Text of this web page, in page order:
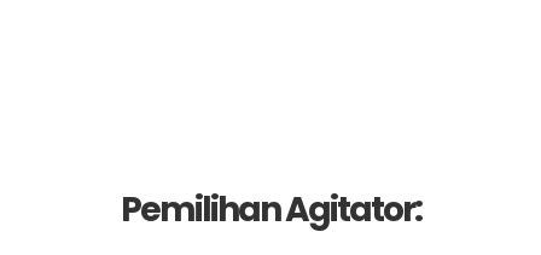
Pemilihan Agitator: